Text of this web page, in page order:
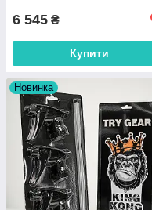
6 545 ₴
Купити
Новинка